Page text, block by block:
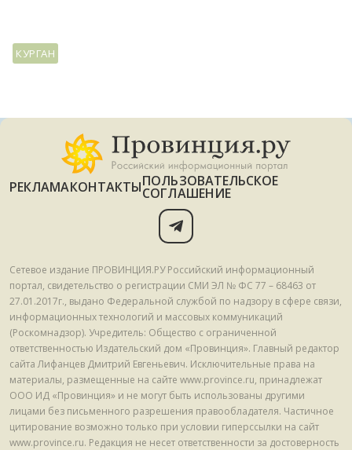
КУРГАН
РЕКЛАМАКОНТАКТЫПОЛЬЗОВАТЕЛЬСКОЕ
СОГЛАШЕНИЕ
Сетевое издание ПРОВИНЦИЯ.РУ Российский информационный
портал, свидетельство о регистрации СМИ ЭЛ № ФС 77 – 68463 от
27.01.2017г., выдано Федеральной службой по надзору в сфере связи,
информационных технологий и массовых коммуникаций
(Роскомнадзор). Учредитель: Общество с ограниченной
ответственностью Издательский дом «Провинция». Главный редактор
сайта Лифанцев Дмитрий Евгеньевич. Исключительные права на
материалы, размещенные на сайте www.province.ru, принадлежат
ООО ИД «Провинция» и не могут быть использованы другими
лицами без письменного разрешения правообладателя. Частичное
цитирование возможно только при условии гиперссылки на сайт
www.province.ru. Редакция не несет ответственности за достоверность